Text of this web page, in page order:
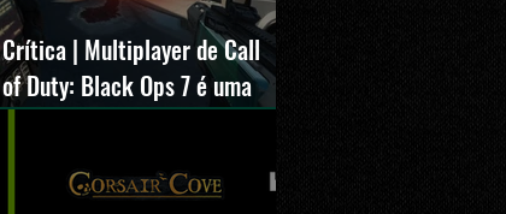
Crítica | Multiplayer de Call
of Duty: Black Ops 7 é uma
experiência positiva,